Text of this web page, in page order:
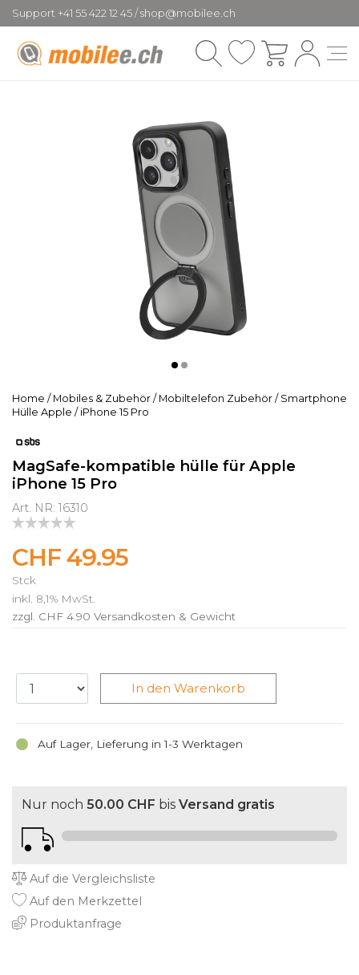
Support +41 55 422 12 45 / shop@mobilee.ch
Home / Mobiles & Zubehör / Mobiltelefon Zubehör / Smartphone
Hülle Apple / iPhone 15 Pro
MagSafe-kompatible hülle für Apple
iPhone 15 Pro
Art. NR: 16310
CHF 49.95
Stck
inkl. 8,1% MwSt.
zzgl. CHF 4.90 Versandkosten & Gewicht
Auf Lager, Lieferung in 1-3 Werktagen
In den Warenkorb
Nur noch 50.00 CHF bis Versand gratis
Auf die Vergleichsliste
Auf den Merkzettel
Produktanfrage